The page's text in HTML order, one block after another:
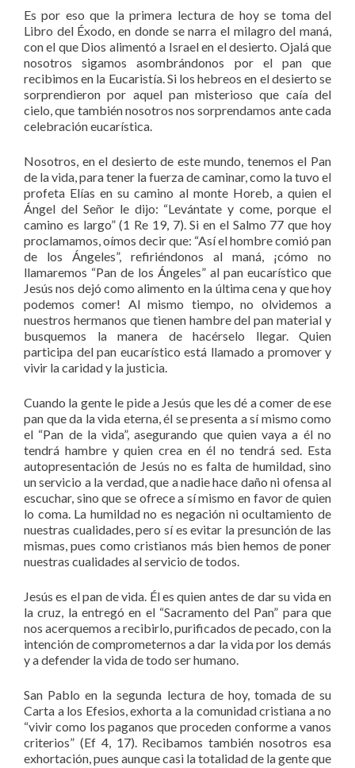
Es por eso que la primera lectura de hoy se toma del
Libro del Éxodo, en donde se narra el milagro del maná,
con el que Dios alimentó a Israel en el desierto. Ojalá que
nosotros sigamos asombrándonos por el pan que
recibimos en la Eucaristía. Si los hebreos en el desierto se
sorprendieron por aquel pan misterioso que caía del
cielo, que también nosotros nos sorprendamos ante cada
celebración eucarística.
Nosotros, en el desierto de este mundo, tenemos el Pan
de la vida, para tener la fuerza de caminar, como la tuvo el
profeta Elías en su camino al monte Horeb, a quien el
Ángel del Señor le dijo: “Levántate y come, porque el
camino es largo” (1 Re 19, 7). Si en el Salmo 77 que hoy
proclamamos, oímos decir que: “Así el hombre comió pan
de los Ángeles”, refiriéndonos al maná, ¡cómo no
llamaremos “Pan de los Ángeles” al pan eucarístico que
Jesús nos dejó como alimento en la última cena y que hoy
podemos comer! Al mismo tiempo, no olvidemos a
nuestros hermanos que tienen hambre del pan material y
busquemos la manera de hacérselo llegar. Quien
participa del pan eucarístico está llamado a promover y
vivir la caridad y la justicia.
Cuando la gente le pide a Jesús que les dé a comer de ese
pan que da la vida eterna, él se presenta a sí mismo como
el “Pan de la vida”, asegurando que quien vaya a él no
tendrá hambre y quien crea en él no tendrá sed. Esta
autopresentación de Jesús no es falta de humildad, sino
un servicio a la verdad, que a nadie hace daño ni ofensa al
escuchar, sino que se ofrece a sí mismo en favor de quien
lo coma. La humildad no es negación ni ocultamiento de
nuestras cualidades, pero sí es evitar la presunción de las
mismas, pues como cristianos más bien hemos de poner
nuestras cualidades al servicio de todos.
Jesús es el pan de vida. Él es quien antes de dar su vida en
la cruz, la entregó en el “Sacramento del Pan” para que
nos acerquemos a recibirlo, purificados de pecado, con la
intención de comprometernos a dar la vida por los demás
y a defender la vida de todo ser humano.
San Pablo en la segunda lectura de hoy, tomada de su
Carta a los Efesios, exhorta a la comunidad cristiana a no
“vivir como los paganos que proceden conforme a vanos
criterios” (Ef 4, 17). Recibamos también nosotros esa
exhortación, pues aunque casi la totalidad de la gente que